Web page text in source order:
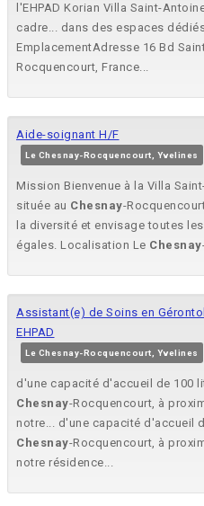
l'EHPAD Korian Villa Saint-
cadre... dans des espaces
EmplacementAdresse 16 Bd
Rocquencourt, France...
Aide-soignant H/F
Le Chesnay-Rocquencourt, Yvelines
Mission Bienvenue à la Villa
située au Chesnay-
la diversité et envisage toutes
égales. Localisation Le Chesnay
Assistant(e) de Soins en
EHPAD
Le Chesnay-Rocquencourt, Yvelines
d'une capacité d'accueil de 100
Chesnay-Rocquencourt, à
notre... d'une capacité d'accueil
Chesnay-Rocquencourt, à
notre résidence...